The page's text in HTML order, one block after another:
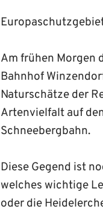
Am frühen Morgen
Bahnhof
Naturschätze der
Artenvielfalt auf
Schneebergbahn.
Diese Gegend ist
welches wichtige
oder die